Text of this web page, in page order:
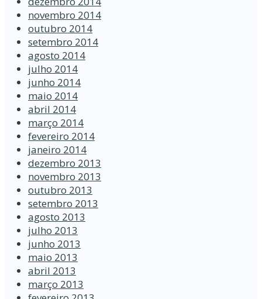
novembro 2014
outubro 2014
setembro 2014
agosto 2014
julho 2014
junho 2014
maio 2014
abril 2014
março 2014
fevereiro 2014
janeiro 2014
dezembro 2013
novembro 2013
outubro 2013
setembro 2013
agosto 2013
julho 2013
junho 2013
maio 2013
abril 2013
março 2013